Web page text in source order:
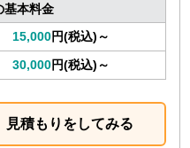
基本料金
15,000円(税込)～
30,000円(税込)～
見積もりをしてみる